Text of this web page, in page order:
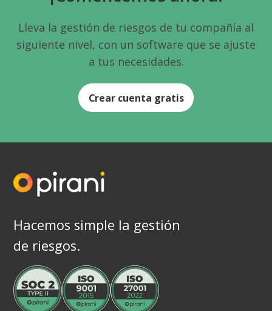
Lleva la gestión de riesgos de tu compañía al
siguiente nivel, con un software que se ajuste
a tus necesidades.
Crear cuenta gratis
Hacemos simple la gestión
de riesgos.